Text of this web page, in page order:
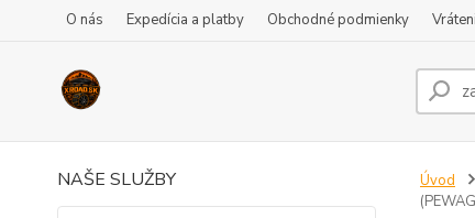
O nás Expedícia a platby Obchodné podmienky
NAŠE SLUŽBY Úvod